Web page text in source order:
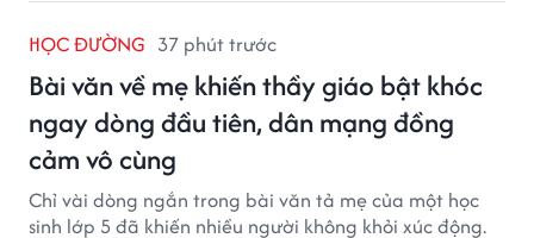
HỌC ĐƯỜNG 37 phút trước
Bài văn về mẹ khiến thầy giáo bật khóc
ngay dòng đầu tiên, dân mạng đồng
cảm vô cùng
Chỉ vài dòng ngắn trong bài văn tả mẹ của một học
sinh lớp 5 đã khiến nhiều người không khỏi xúc động.